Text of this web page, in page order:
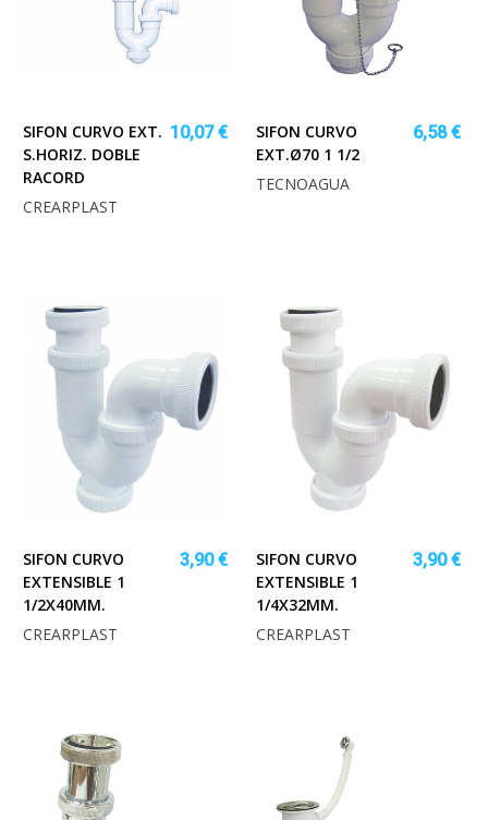
SIFON CURVO EXT.
S.HORIZ. DOBLE
RACORD
10,07 €
CREARPLAST
SIFON CURVO
EXT.Ø70 1 1/2
6,58 €
TECNOAGUA
SIFON CURVO
EXTENSIBLE 1
1/2X40MM.
3,90 €
CREARPLAST
SIFON CURVO
EXTENSIBLE 1
1/4X32MM.
3,90 €
CREARPLAST